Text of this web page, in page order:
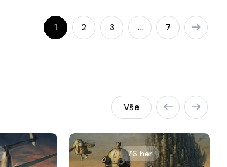
1 2 3 … 7
Vše
76 her